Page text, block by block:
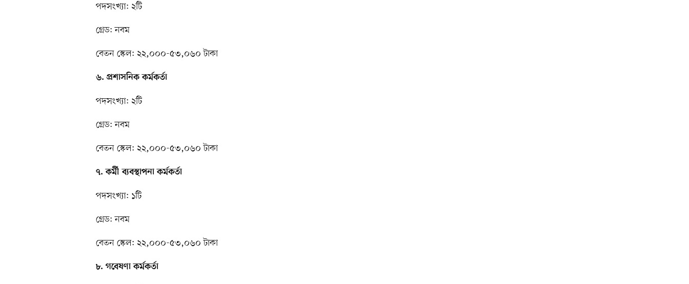
পদসংখ্যা: ২টি
গ্রেড: নবম
বেতন স্কেল: ২২,০০০-৫৩,০৬০ টাকা
৬. প্রশাসনিক কর্মকর্তা
পদসংখ্যা: ২টি
গ্রেড: নবম
বেতন স্কেল: ২২,০০০-৫৩,০৬০ টাকা
৭. কর্মী ব্যবস্থাপনা কর্মকর্তা
পদসংখ্যা: ১টি
গ্রেড: নবম
বেতন স্কেল: ২২,০০০-৫৩,০৬০ টাকা
৮. গবেষণা কর্মকর্তা